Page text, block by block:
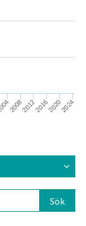
20082012201620202024